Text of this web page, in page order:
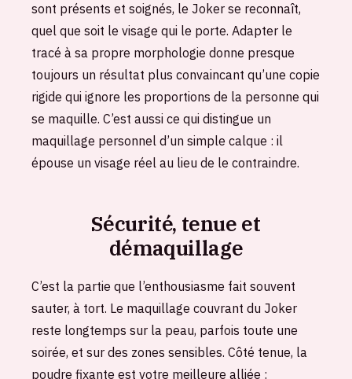
sont présents et soignés, le Joker se reconnaît,
quel que soit le visage qui le porte. Adapter le
tracé à sa propre morphologie donne presque
toujours un résultat plus convaincant qu’une copie
rigide qui ignore les proportions de la personne qui
se maquille. C’est aussi ce qui distingue un
maquillage personnel d’un simple calque : il
épouse un visage réel au lieu de le contraindre.
Sécurité, tenue et
démaquillage
C’est la partie que l’enthousiasme fait souvent
sauter, à tort. Le maquillage couvrant du Joker
reste longtemps sur la peau, parfois toute une
soirée, et sur des zones sensibles. Côté tenue, la
poudre fixante est votre meilleure alliée :